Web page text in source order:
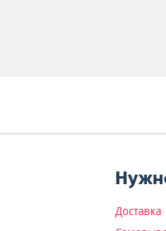
Доставка